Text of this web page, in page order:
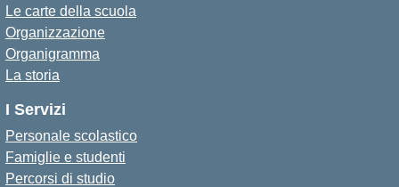
Le carte della scuola
Organizzazione
Organigramma
La storia
I Servizi
Personale scolastico
Famiglie e studenti
Percorsi di studio